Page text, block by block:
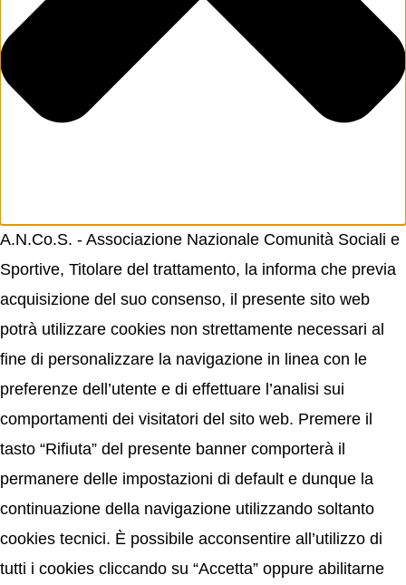
A.N.Co.S. - Associazione Nazionale Comunità Sociali e
Sportive, Titolare del trattamento, la informa che previa
acquisizione del suo consenso, il presente sito web
potrà utilizzare cookies non strettamente necessari al
fine di personalizzare la navigazione in linea con le
preferenze dell’utente e di effettuare l’analisi sui
comportamenti dei visitatori del sito web. Premere il
tasto “Rifiuta” del presente banner comporterà il
permanere delle impostazioni di default e dunque la
continuazione della navigazione utilizzando soltanto
cookies tecnici. È possibile acconsentire all’utilizzo di
tutti i cookies cliccando su “Accetta” oppure abilitarne